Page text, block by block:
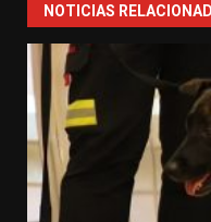
NOTICIAS